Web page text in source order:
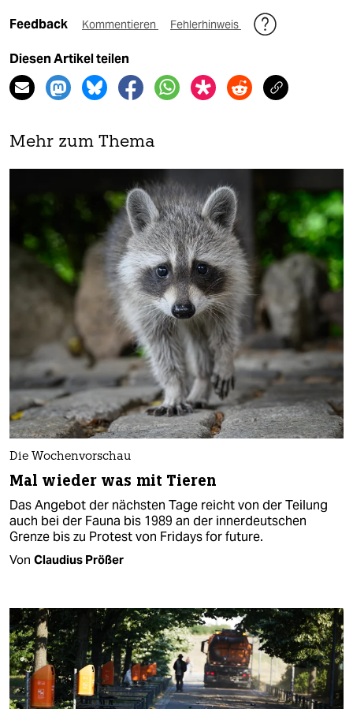
Feedback Kommentieren Fehlerhinweis
Diesen Artikel teilen
Mehr zum Thema
Die Wochenvorschau
Mal wieder was mit Tieren
Das Angebot der nächsten Tage reicht von der Teilung
auch bei der Fauna bis 1989 an der innerdeutschen
Grenze bis zu Protest von Fridays for future.
Von Claudius Prößer